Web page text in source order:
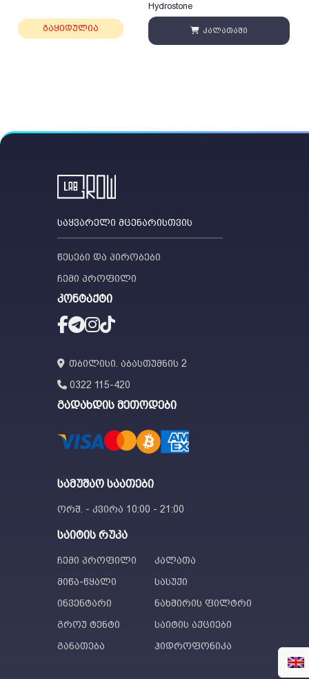
გაყიდულია
Hydrostone
კალათაში
საყვარელი მცენარისთვის
წესები და პირობები
ჩემი პროფილი
კონტაქტი
თბილისი. აბასთუმნის 2
0322 115-420
გადახდის მეთოდები
სამუშაო საათები
ორშ. - კვირა 10:00 - 21:00
საიტის რუკა
ჩემი პროფილი
კალათა
მიწა-წყალი
სასუქი
ინვენტარი
ნახშირის ფილტრი
გროუ ტენტი
საიტის აქციები
განათება
ჰიდროფონიკა